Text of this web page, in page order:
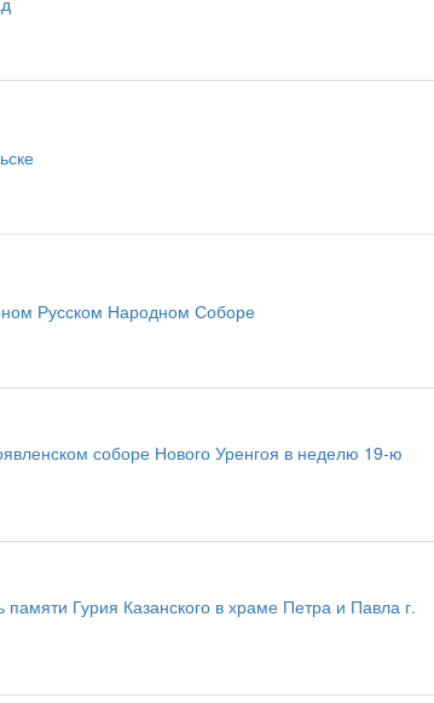
Русском Народном Соборе
соборе Нового Уренгоя в неделю 19-ю
Гурия Казанского в храме Петра и Павла г.